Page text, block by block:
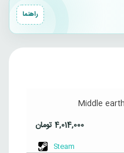
راهنما
Middle
4,014,000تومان
Steam